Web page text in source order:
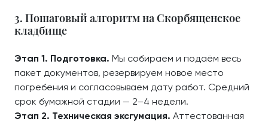
3. Пошаговый алгоритм на Скорбященское
кладбище
Этап 1. Подготовка. Мы собираем и подаём весь
пакет документов, резервируем новое место
погребения и согласовываем дату работ. Средний
срок бумажной стадии — 2–4 недели.
Этап 2. Техническая эксгумация. Аттестованная